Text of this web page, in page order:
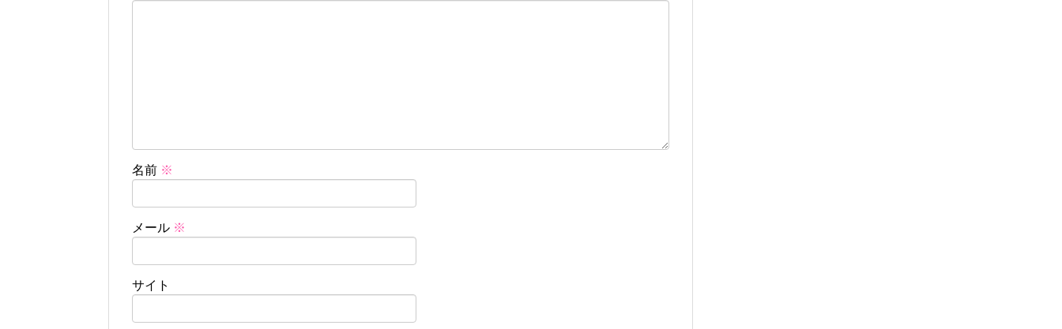
名前 ※
メール ※
サイト